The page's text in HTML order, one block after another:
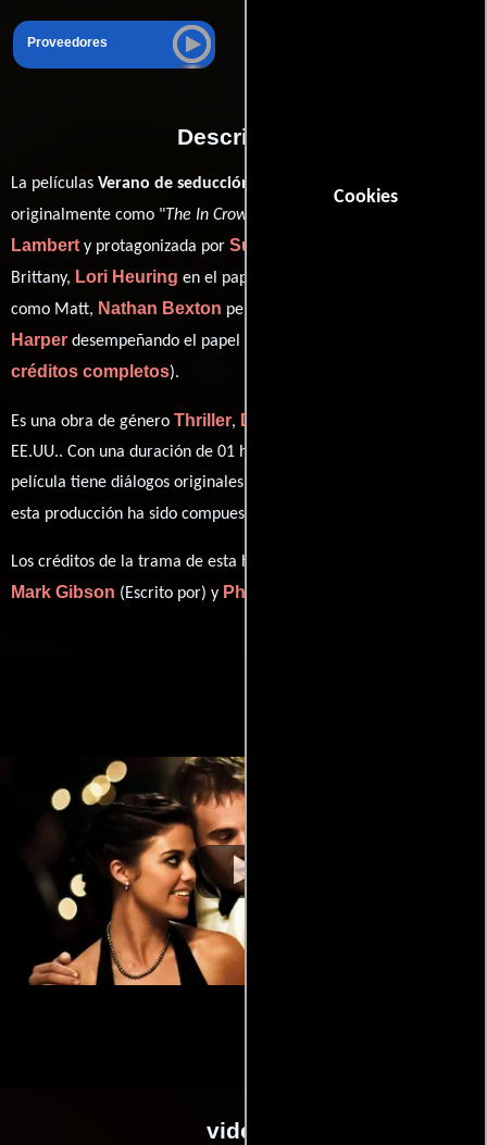
Cookies
Proveedores
Descripción
La películas Verano de seducción
originalmente como "The In Crowd
Lamberty protagonizada por Susan Ward
Brittany, Lori Heuring en el papel de Adrien,
como Matt, Nathan Bexton personificando a Bobby y
Harper desempeñando el papel de Dr. Amanda Giles (
créditos completos).
Es una obra de género Thriller, Drama
EE.UU.. Con una duración de 01 hr 45 min (105 minutos), esta
película tiene diálogos originales en
esta producción ha sido compuesta por
Los créditos de la trama de esta historia están divididos entre
Mark Gibson (Escrito por) y Philip Halprin
videos